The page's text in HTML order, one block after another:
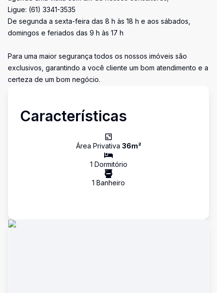
Ligue: (61) 3341-3535
De segunda a sexta-feira das 8 h às 18 h e aos sábados,
domingos e feriados das 9 h às 17 h
Para uma maior segurança todos os nossos imóveis são
exclusivos, garantindo a você cliente um bom atendimento e a
certeza de um bom negócio.
Características
Área Privativa 36m²
1 Dormitório
1 Banheiro